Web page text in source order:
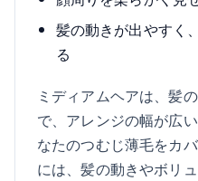
髪の動きが出やすく
る
ミディアムヘアは、髪
で、アレンジの幅が広
なたのつむじ薄毛をカ
には、髪の動きやボリ